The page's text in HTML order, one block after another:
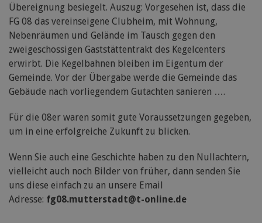
Übereignung besiegelt. Auszug: Vorgesehen ist, dass die
FG 08 das vereinseigene Clubheim, mit Wohnung,
Nebenräumen und Gelände im Tausch gegen den
zweigeschossigen Gaststättentrakt des Kegelcenters
erwirbt. Die Kegelbahnen bleiben im Eigentum der
Gemeinde. Vor der Übergabe werde die Gemeinde das
Gebäude nach vorliegendem Gutachten sanieren ….
Für die 08er waren somit gute Voraussetzungen gegeben,
um in eine erfolgreiche Zukunft zu blicken.
Wenn Sie auch eine Geschichte haben zu den Nullachtern,
vielleicht auch noch Bilder von früher, dann senden Sie
uns diese einfach zu an unsere Email
Adresse: fg08.mutterstadt@t-online.de